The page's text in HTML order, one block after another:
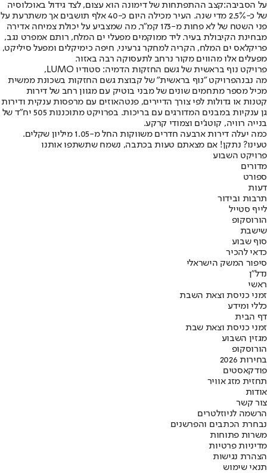
על הסביבה:קצב ההתפתחות של דימונה הוא עצום, לצד גידול באוכלוסיה
של כ-2.5% מדי שנה. העיר מכילה היום כ-40 אלף תושבים אך משתרעת על
פני השטח של לא פחות מ-173 קמ"ר, מה שמצביע על יכולת צמיחה אדירה
מבחינת הקיבולת בעיר. ליד ממוקמים מפעלי ים המלח, רותם אמפרט נגב,
פריקלאס ים המלח, הקריה למחקר גרעיני, חיפה כימיקלים ומפעל סיליקט,
מפעלים אלו מהווים מקור נרחב לתעסוקה רבה באזור.
פרויקט נוף בראשית של גשם החזקות הדמיה: סטודיו LUMO,
מה נבנהפרויקט "נוף בראשית" של קבוצת גשם החזקות בשכונת ממשית
מכיל מספר מתחמים שונים של מבני בוטיק עם מגוון רחב של דירות
קטנות או גדולות לפי צורך הדיירים, פנטהאוזים עם מרפסות ענקית ודירות
גן ענקיות במבנים המדורגים עם בריכות. בפרויקט מתוכננות 505 יח"ד של
בנייה רוויה, קוטג'ים וצמודי קרקע.
כמה יעלה דירות ארבעה חדרים משווקות החל מ-1.05 מיליון שקלים
.
טעינו? נתקן! אם מצאתם טעות בכתבה, נשמח שתשתפו אותנו
פרויקט השבוע
מדורים
ספורט
דעות
תרבות ובידור
לייף סטייל
הורוסקופ
שישבת
סוף שבוע
כדאי להכיר
סיפור המשק הישראלי
נדל"ן
ראשי
זמני כניסת וצאת השבת
כללי ומידע
דף הבית
זמני כניסת וצאת שבת
מגזין השבוע
הורוסקופ
בחירות 2026
פודקאסטים
תחזית מזג אוויר
אודות
צור קשר
הרשמה לניוזלטרים
נבחרת הכתבים והפרשנים
משרות פתוחות
מדיניות פרטיות
הצהרת נגישות
תנאי שימוש